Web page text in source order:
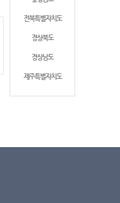
전북특별자치도
경상북도
경상남도
제주특별자치도